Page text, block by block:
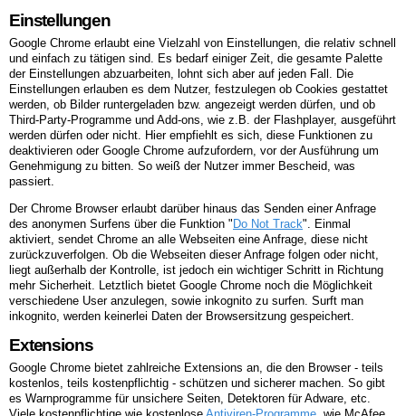
Einstellungen
Google Chrome erlaubt eine Vielzahl von Einstellungen, die relativ schnell
und einfach zu tätigen sind. Es bedarf einiger Zeit, die gesamte Palette
der Einstellungen abzuarbeiten, lohnt sich aber auf jeden Fall. Die
Einstellungen erlauben es dem Nutzer, festzulegen ob Cookies gestattet
werden, ob Bilder runtergeladen bzw. angezeigt werden dürfen, und ob
Third-Party-Programme und Add-ons, wie z.B. der Flashplayer, ausgeführt
werden dürfen oder nicht. Hier empfiehlt es sich, diese Funktionen zu
deaktivieren oder Google Chrome aufzufordern, vor der Ausführung um
Genehmigung zu bitten. So weiß der Nutzer immer Bescheid, was
passiert.
Der Chrome Browser erlaubt darüber hinaus das Senden einer Anfrage
des anonymen Surfens über die Funktion "Do Not Track". Einmal
aktiviert, sendet Chrome an alle Webseiten eine Anfrage, diese nicht
zurückzuverfolgen. Ob die Webseiten dieser Anfrage folgen oder nicht,
liegt außerhalb der Kontrolle, ist jedoch ein wichtiger Schritt in Richtung
mehr Sicherheit. Letztlich bietet Google Chrome noch die Möglichkeit
verschiedene User anzulegen, sowie inkognito zu surfen. Surft man
inkognito, werden keinerlei Daten der Browsersitzung gespeichert.
Extensions
Google Chrome bietet zahlreiche Extensions an, die den Browser - teils
kostenlos, teils kostenpflichtig - schützen und sicherer machen. So gibt
es Warnprogramme für unsichere Seiten, Detektoren für Adware, etc.